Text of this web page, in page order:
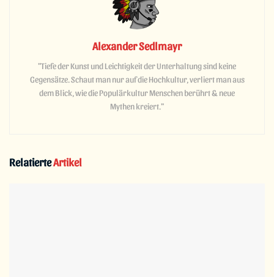
Alexander Sedlmayr
"Tiefe der Kunst und Leichtigkeit der Unterhaltung sind keine
Gegensätze. Schaut man nur auf die Hochkultur, verliert man aus
dem Blick, wie die Populärkultur Menschen berührt & neue
Mythen kreiert."
RelatierteArtikel